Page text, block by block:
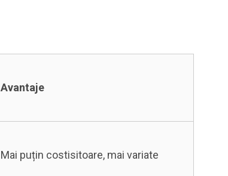
Avantaje
Mai puțin costisitoare, mai variate